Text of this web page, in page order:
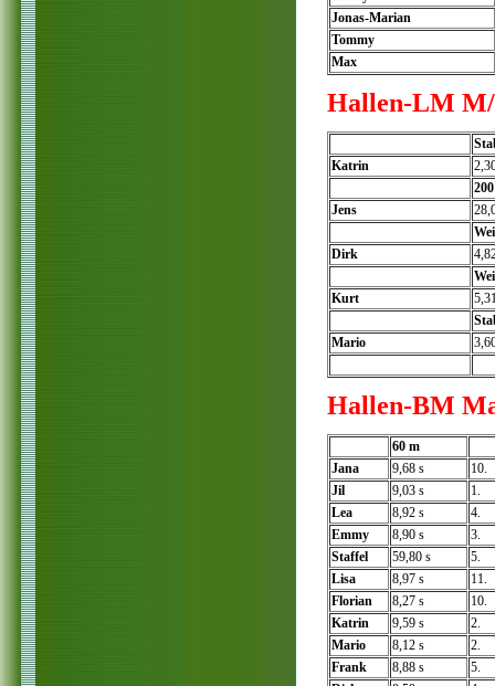
Jonas-Marian
Tommy
Max
Hallen-LM M/
Katrin
Jens
Dirk
Kurt
Mario
Hallen-BM
60 m
Jana
9,68 s
10.
Jil
9,03 s
1.
Lea
8,92 s
4.
Emmy
8,90 s
3.
Staffel
59,80 s
5.
Lisa
8,97 s
11.
Florian
8,27 s
10.
Katrin
9,59 s
2.
Mario
8,12 s
2.
Frank
8,88 s
5.